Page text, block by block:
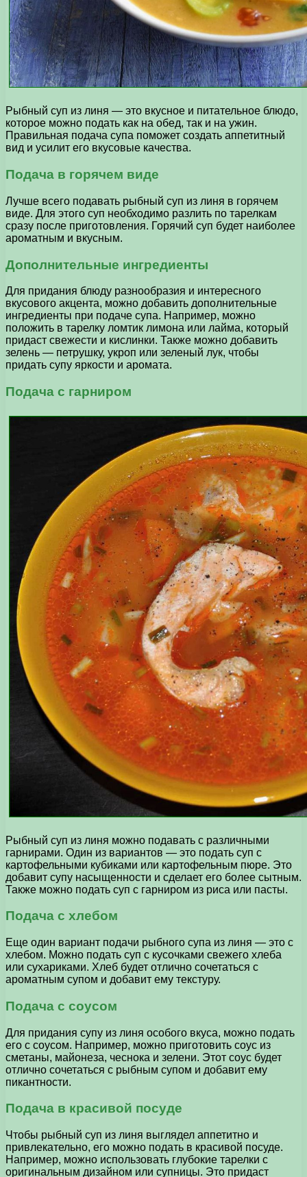
Рыбный суп из линя — это вкусное и питательное блюдо,
которое можно подать как на обед, так и на ужин.
Правильная подача супа поможет создать аппетитный
вид и усилит его вкусовые качества.
Подача в горячем виде
Лучше всего подавать рыбный суп из линя в горячем
виде. Для этого суп необходимо разлить по тарелкам
сразу после приготовления. Горячий суп будет наиболее
ароматным и вкусным.
Дополнительные ингредиенты
Для придания блюду разнообразия и интересного
вкусового акцента, можно добавить дополнительные
ингредиенты при подаче супа. Например, можно
положить в тарелку ломтик лимона или лайма, который
придаст свежести и кислинки. Также можно добавить
зелень — петрушку, укроп или зеленый лук, чтобы
придать супу яркости и аромата.
Подача с гарниром
Рыбный суп из линя можно подавать с различными
гарнирами. Один из вариантов — это подать суп с
картофельными кубиками или картофельным пюре. Это
добавит супу насыщенности и сделает его более сытным.
Также можно подать суп с гарниром из риса или пасты.
Подача с хлебом
Еще один вариант подачи рыбного супа из линя — это с
хлебом. Можно подать суп с кусочками свежего хлеба
или сухариками. Хлеб будет отлично сочетаться с
ароматным супом и добавит ему текстуру.
Подача с соусом
Для придания супу из линя особого вкуса, можно подать
его с соусом. Например, можно приготовить соус из
сметаны, майонеза, чеснока и зелени. Этот соус будет
отлично сочетаться с рыбным супом и добавит ему
пикантности.
Подача в красивой посуде
Чтобы рыбный суп из линя выглядел аппетитно и
привлекательно, его можно подать в красивой посуде.
Например, можно использовать глубокие тарелки с
оригинальным дизайном или супницы. Это придаст